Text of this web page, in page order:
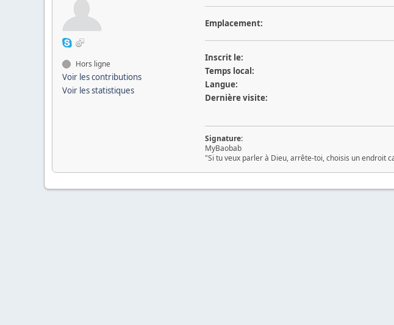
Hors ligne
Voir les contributions
Voir les statistiques
Emplacement:
Inscrit le:
Temps local:
Langue:
Dernière visite:
Signature:
MyBaobab
"Si tu veux parler à Dieu, arrête-toi, choisis un endroit